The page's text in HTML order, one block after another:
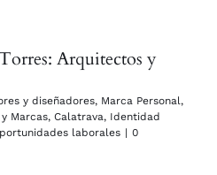
Arquitectos y
y diseñadores, Marca Personal,
Marcas, Calatrava, Identidad
laborales | 0